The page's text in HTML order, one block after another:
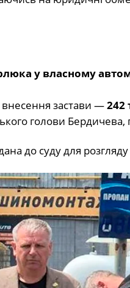
у власному
внесення застави —242
голови Бердичева,
до суду для розгляду